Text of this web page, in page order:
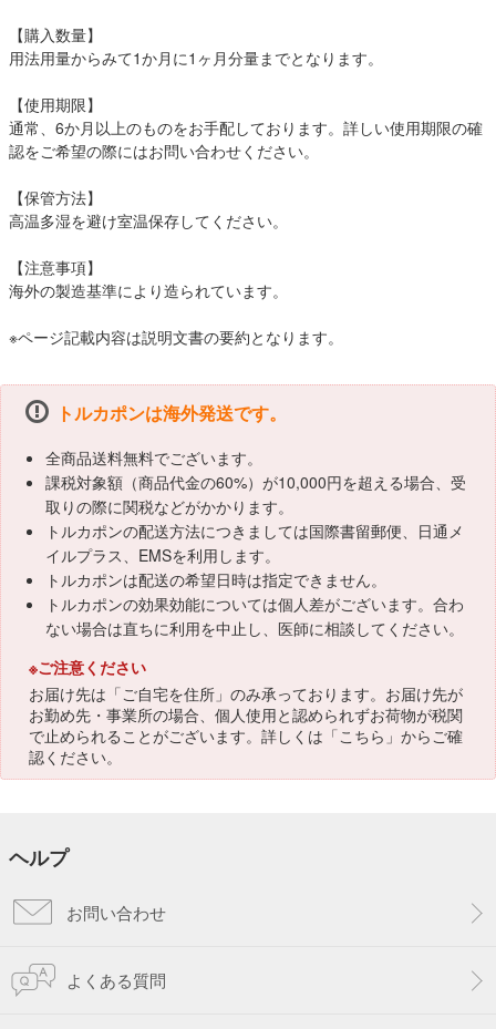
【購入数量】
用法用量からみて1か月に1ヶ月分量までとなります。
【使用期限】
通常、6か月以上のものをお手配しております。詳しい使用期限の確
認をご希望の際にはお問い合わせください。
【保管方法】
高温多湿を避け室温保存してください。
【注意事項】
海外の製造基準により造られています。
※ページ記載内容は説明文書の要約となります。
トルカポンは海外発送です。
全商品送料無料でございます。
課税対象額（商品代金の60%）が10,000円を超える場合、受
取りの際に関税などがかかります。
トルカポンの配送方法につきましては国際書留郵便、日通メ
イルプラス、EMSを利用します。
トルカポンは配送の希望日時は指定できません。
トルカポンの効果効能については個人差がございます。合わ
ない場合は直ちに利用を中止し、医師に相談してください。
※ご注意ください
お届け先は「ご自宅を住所」のみ承っております。お届け先が
お勤め先・事業所の場合、個人使用と認められずお荷物が税関
で止められることがございます。詳しくは「こちら 」からご確
認ください。
ヘルプ
お問い合わせ
よくある質問